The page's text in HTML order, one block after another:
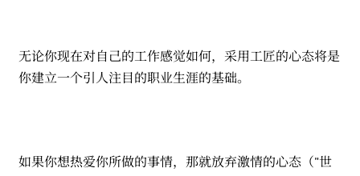
无论你现在对自己的工作感觉如何，采用工匠的心态将是
你建立一个引人注目的职业生涯的基础。
如果你想热爱你所做的事情，那就放弃激情的心态（"世